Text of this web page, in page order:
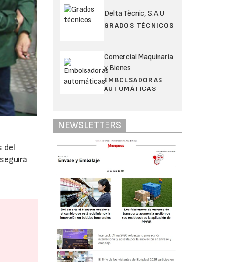
del
Delta Tècnic, S.A.U
GRADOS TÉCNICOS
Comercial Maquinaria
y Bienes
EMBOLSADORAS
AUTOMÁTICAS
NEWSLETTERS